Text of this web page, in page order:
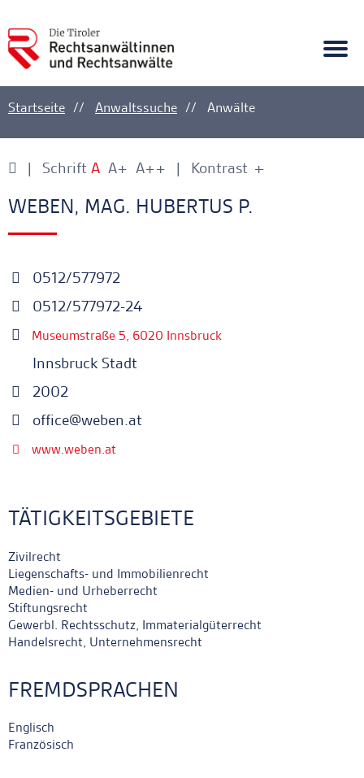
Ankerlink
Startseite Anwaltssuche Anwälte
Schrift A A+ A++ Kontrast +
-
Ankerlink
WEBEN, MAG. HUBERTUS P.
0512/577972
0512/577972-24
Museumstraße 5, 6020 Innsbruck
Innsbruck Stadt
2002
office@weben.at
www.weben.at
TÄTIGKEITSGEBIETE
Zivilrecht
Liegenschafts- und Immobilienrecht
Medien- und Urheberrecht
Stiftungsrecht
Gewerbl. Rechtsschutz, Immaterialgüterrecht
Handelsrecht, Unternehmensrecht
FREMDSPRACHEN
Englisch
Französisch